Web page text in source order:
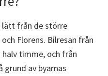
lätt från de större
Florens. Bilresan från
halv timme, och från
grund av byarnas